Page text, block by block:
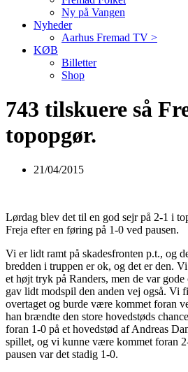
Ny på Vangen
Nyheder
Aarhus Fremad TV >
KØB
Billetter
Shop
743 tilskuere så
topopgør.
21/04/2015
Lørdag blev det til en god sejr på 2-1 i
Freja efter en føring på 1-0 ved pausen.
Vi er lidt ramt på skadesfronten p.t., og
bredden i truppen er ok, og det er den.
et højt tryk på Randers, men de var
gav lidt modspil den anden vej også. Vi
overtaget og burde være kommet foran
han brændte den store hovedstøds
foran 1-0 på et hovedstød af Andreas
spillet, og vi kunne være kommet foran
pausen var det stadig 1-0.